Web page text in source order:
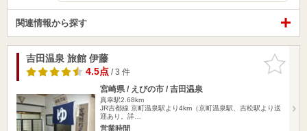
関連情報から探す
お気に入
りに追加
吉田温泉 旅館 伊藤
4.5点/ 3 件
宮崎県 / えびの市 / 吉田温泉
真幸駅2.68km
JR吉都線 京町温泉駅より4km（京町温泉駅、吉松駅より送
迎あり。詳…
営業時間